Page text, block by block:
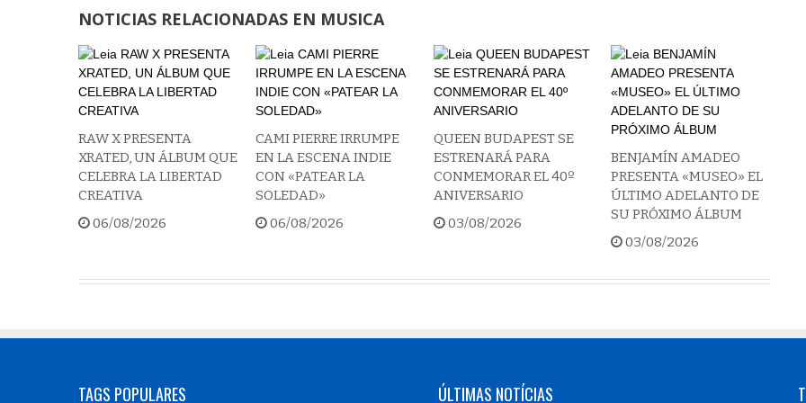
NOTICIAS RELACIONADAS EN MUSICA
RAW X PRESENTA
XRATED, UN ÁLBUM QUE
CELEBRA LA LIBERTAD
CREATIVA
06/08/2026
CAMI PIERRE IRRUMPE
EN LA ESCENA INDIE
CON «PATEAR LA
SOLEDAD»
06/08/2026
QUEEN BUDAPEST SE
ESTRENARÁ PARA
CONMEMORAR EL 40º
ANIVERSARIO
03/08/2026
BENJAMÍN AMADEO
PRESENTA «MUSEO» EL
ÚLTIMO ADELANTO DE
SU PRÓXIMO ÁLBUM
03/08/2026
TAGS POPULARES ÚLTIMAS NOTÍCIAS